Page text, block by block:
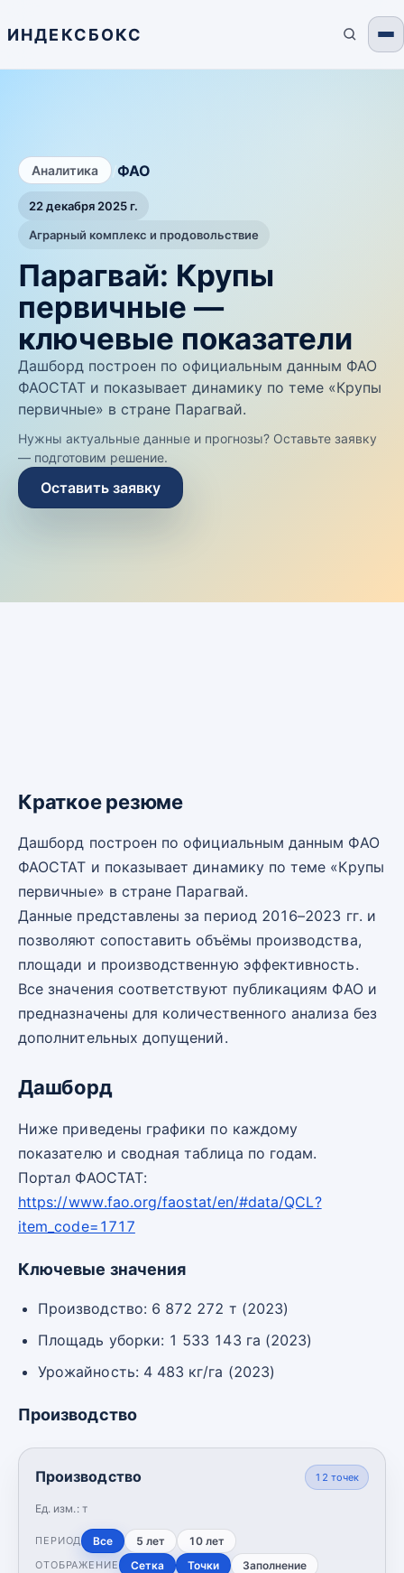
ИНДЕКСБОКС
Аналитика ФАО
22 декабря 2025 г.
Аграрный комплекс и продовольствие
Парагвай: Крупы
первичные —
ключевые показатели
Дашборд построен по официальным данным ФАО
ФАОСТАТ и показывает динамику по теме «Крупы
первичные» в стране Парагвай.
Нужны актуальные данные и прогнозы? Оставьте заявку
— подготовим решение.
Оставить заявку
Краткое резюме
Дашборд построен по официальным данным ФАО
ФАОСТАТ и показывает динамику по теме «Крупы
первичные» в стране Парагвай.
Данные представлены за период 2016–2023 гг. и
позволяют сопоставить объёмы производства,
площади и производственную эффективность.
Все значения соответствуют публикациям ФАО и
предназначены для количественного анализа без
дополнительных допущений.
Дашборд
Ниже приведены графики по каждому
показателю и сводная таблица по годам.
Портал ФАОСТАТ:
https://www.fao.org/faostat/en/#data/QCL?
item_code=1717
Ключевые значения
Производство: 6 872 272 т (2023)
Площадь уборки: 1 533 143 га (2023)
Урожайность: 4 483 кг/га (2023)
Производство
Производство
Ед. изм.: т
12 точек
ПЕРИОД Все 5 лет 10 лет
ОТОБРАЖЕНИЕ Сетка Точки Заполнение